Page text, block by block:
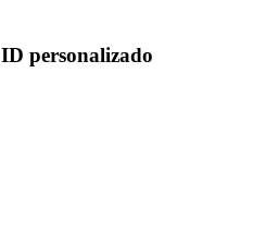
ID personalizado